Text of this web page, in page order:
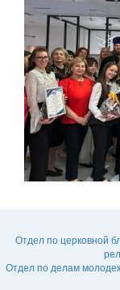
Отдел по церковной
Отдел по делам